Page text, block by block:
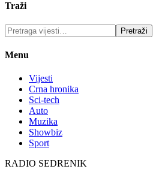
Traži
Menu
Vijesti
Crna hronika
Sci-tech
Auto
Muzika
Showbiz
Sport
RADIO SEDRENIK